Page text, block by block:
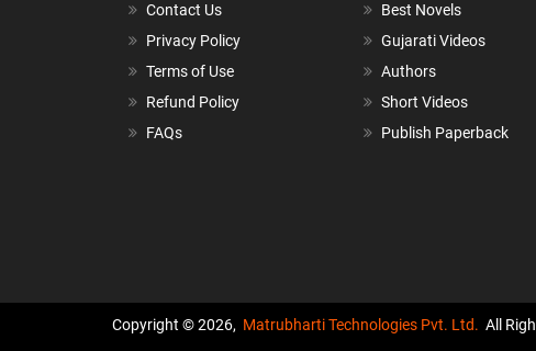
Contact Us
Privacy Policy
Terms of Use
Refund Policy
FAQs
Best Novels
Gujarati Videos
Authors
Short Videos
Publish Paperback
Copyright © 2026, Matrubharti Technologies Pvt. Ltd. All